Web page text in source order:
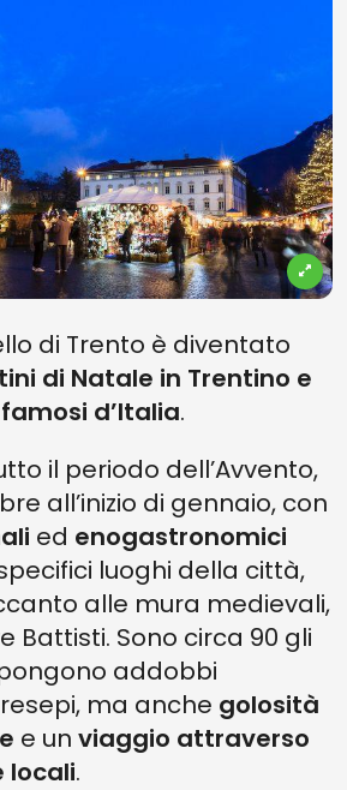
di Trento è diventato
di Natale in Trentino e
d’Italia.
il periodo dell’Avvento,
all’inizio di gennaio, con
ed enogastronomici
luoghi della città,
alle mura medievali,
Battisti. Sono circa 90 gli
addobbi
ma anche golosità
e un viaggio attraverso
locali.